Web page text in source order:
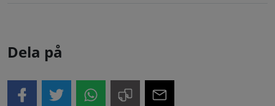
Dela på